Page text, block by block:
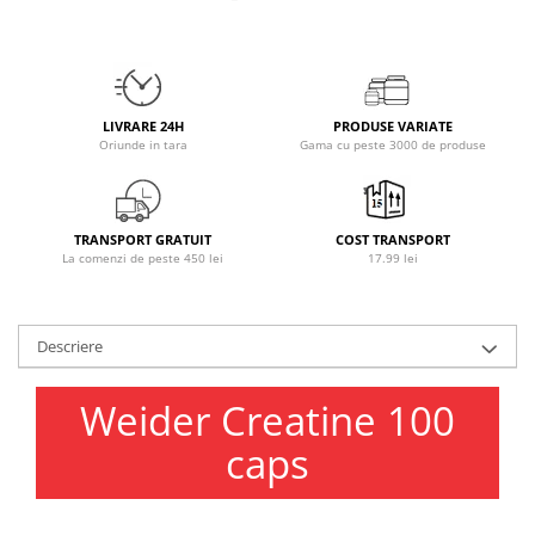
Puritan`s Pride
Raw Nutrition
REDCON1
Rich Piana 5% Nutrition
RIPT
Scitec
Scivation
LIVRARE 24H
Oriunde in tara
PRODUSE VARIATE
Gama cu peste 3000 de produse
TRANSPORT GRATUIT
La comenzi de peste 450 lei
COST TRANSPORT
17.99 lei
Descriere
Weider Creatine 100
caps